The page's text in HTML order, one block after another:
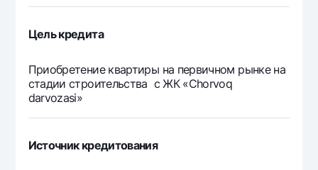
Цель кредита
Приобретение квартиры на первичном рынке на
стадии строительства с ЖК «Chorvoq
darvozasi»
Источник кредитования